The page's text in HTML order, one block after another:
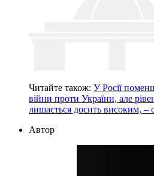
Читайте також: У Росії
війни проти України, але
лишається досить високим, –
Автор